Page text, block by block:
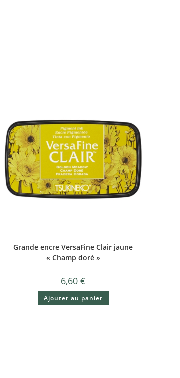
Grande encre VersaFine Clair jaune
« Champ doré »
6,60 €
Ajouter au panier